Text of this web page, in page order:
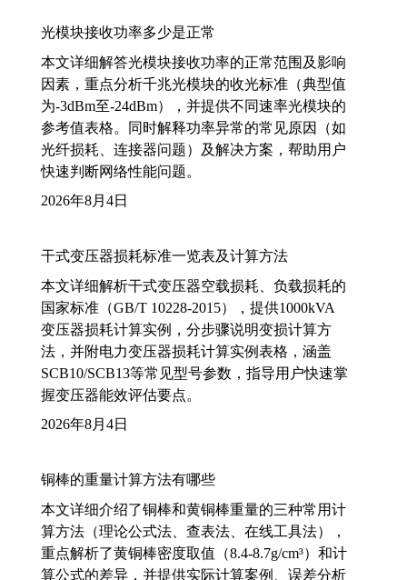
光模块接收功率多少是正常
本文详细解答光模块接收功率的正常范围及影响
因素，重点分析千兆光模块的收光标准（典型值
为-3dBm至-24dBm），并提供不同速率光模块的
参考值表格。同时解释功率异常的常见原因（如
光纤损耗、连接器问题）及解决方案，帮助用户
快速判断网络性能问题。
2026年8月4日
干式变压器损耗标准一览表及计算方法
本文详细解析干式变压器空载损耗、负载损耗的
国家标准（GB/T 10228-2015），提供1000kVA
变压器损耗计算实例，分步骤说明变损计算方
法，并附电力变压器损耗计算实例表格，涵盖
SCB10/SCB13等常见型号参数，指导用户快速掌
握变压器能效评估要点。
2026年8月4日
铜棒的重量计算方法有哪些
本文详细介绍了铜棒和黄铜棒重量的三种常用计
算方法（理论公式法、查表法、在线工具法），
重点解析了黄铜棒密度取值（8.4-8.7g/cm³）和计
算公式的差异，并提供实际计算案例、误差分析